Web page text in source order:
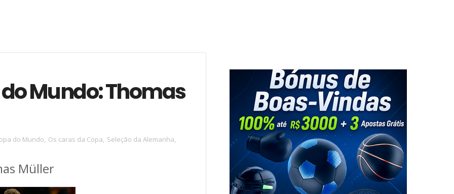
Mundo: Thomas
do Mundo, Os caras da Copa, Seleção da Alemanha,
Müller